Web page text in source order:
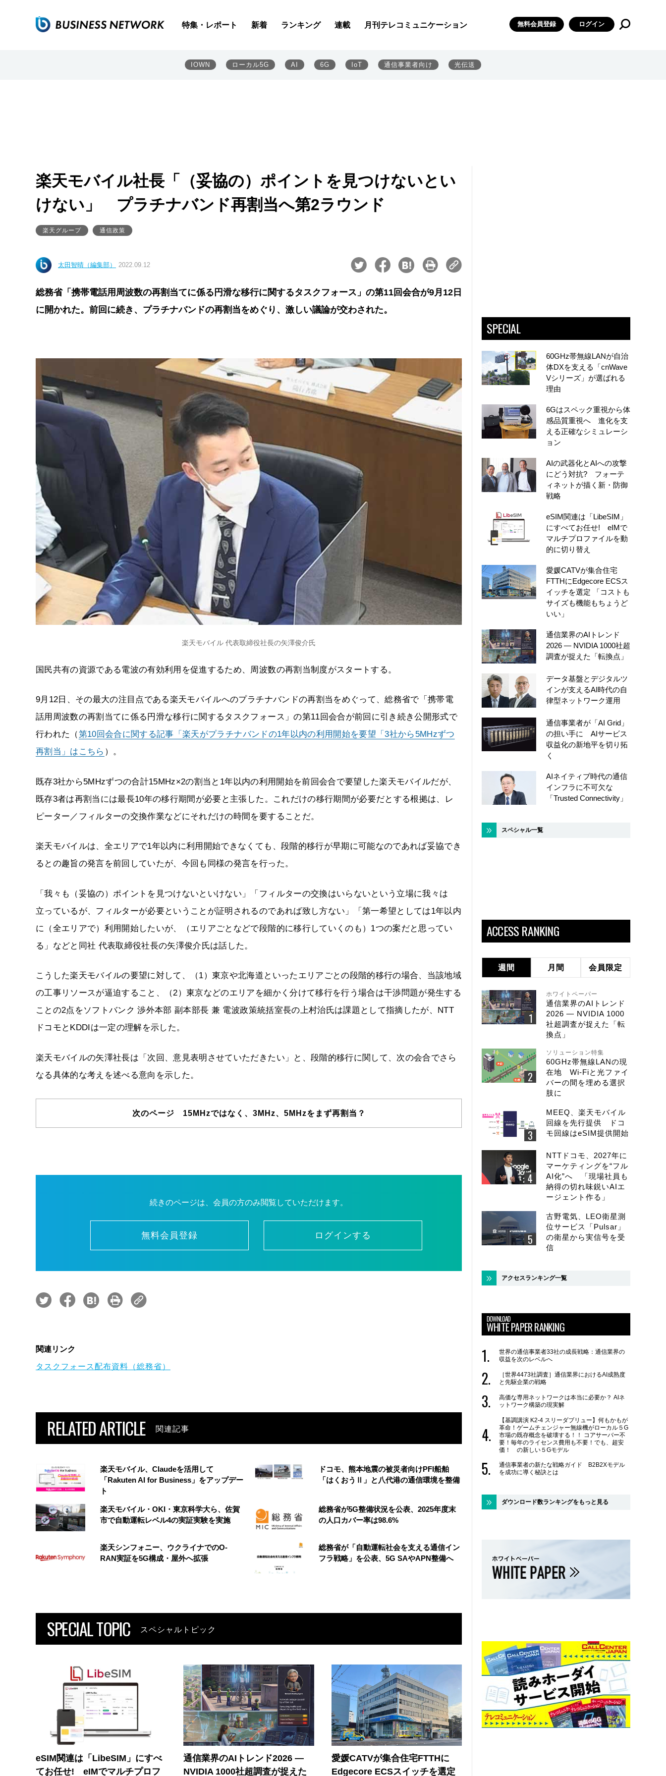
特集・レポート 新着 ランキング 連載 月刊テレコミュニケーション 無料会員登録 ログイン
IOWN ローカル5G AI 6G IoT 通信事業者向け 光伝送
楽天モバイル社長「（妥協の）ポイントを見つけないとい
けない」 プラチナバンド再割当へ第2ラウンド
楽天グループ 通信政策
太田智晴（編集部） 2022.09.12
総務省「携帯電話用周波数の再割当てに係る円滑な移行に関するタスクフォース」の第11回会合が9月12日
に開かれた。前回に続き、プラチナバンドの再割当をめぐり、激しい議論が交わされた。
楽天モバイル 代表取締役社長の矢澤俊介氏
国民共有の資源である電波の有効利用を促進するため、周波数の再割当制度がスタートする。
9月12日、その最大の注目点である楽天モバイルへのプラチナバンドの再割当をめぐって、総務省で「携帯電
話用周波数の再割当てに係る円滑な移行に関するタスクフォース」の第11回会合が前回に引き続き公開形式で
行われた（第10回会合に関する記事「楽天がプラチナバンドの1年以内の利用開始を要望「3社から5MHzずつ
再割当」はこちら ）。
既存3社から5MHzずつの合計15MHz×2の割当と1年以内の利用開始を前回会合で要望した楽天モバイルだが、
既存3者は再割当には最長10年の移行期間が必要と主張した。これだけの移行期間が必要だとする根拠は、レ
ピーター／フィルターの交換作業などにそれだけの時間を要することだ。
楽天モバイルは、全エリアで1年以内に利用開始できなくても、段階的移行が早期に可能なのであれば妥協でき
るとの趣旨の発言を前回していたが、今回も同様の発言を行った。
「我々も（妥協の）ポイントを見つけないといけない」「フィルターの交換はいらないという立場に我々は
立っているが、フィルターが必要ということが証明されるのであれば致し方ない」「第一希望としては1年以内
に（全エリアで）利用開始したいが、（エリアごとなどで段階的に移行していくのも）1つの案だと思ってい
る」などと同社 代表取締役社長の矢澤俊介氏は話した。
こうした楽天モバイルの要望に対して、（1）東京や北海道といったエリアごとの段階的移行の場合、当該地域
の工事リソースが逼迫すること、（2）東京などのエリアを細かく分けて移行を行う場合は干渉問題が発生する
ことの2点をソフトバンク 渉外本部 副本部長 兼 電波政策統括室長の上村治氏は課題として指摘したが、NTT
ドコモとKDDIは一定の理解を示した。
楽天モバイルの矢澤社長は「次回、意見表明させていただきたい」と、段階的移行に関して、次の会合でさら
なる具体的な考えを述べる意向を示した。
次のページ 15MHzではなく、3MHz、5MHzをまず再割当？
続きのページは、会員の方のみ閲覧していただけます。
無料会員登録 ログインする
関連リンク
タスクフォース配布資料（総務省）
RELATED ARTICLE 関連記事
楽天モバイル、Claudeを活用して
「Rakuten AI for Business」をアップデー
ト
ドコモ、熊本地震の被災者向けPFI船舶
「はくおうⅡ」と八代港の通信環境を整備
楽天モバイル・OKI・東京科学大ら、佐賀
市で自動運転レベル4の実証実験を実施
総務省が5G整備状況を公表、2025年度末
の人口カバー率は98.6%
楽天シンフォニー、ウクライナでのO-
RAN実証を5G構成・屋外へ拡張
総務省が「自動運転社会を支える通信イン
フラ戦略」を公表、5G SAやAPN整備へ
SPECIAL TOPIC スペシャルトピック
eSIM関連は「LibeSIM」にすべ
てお任せ! eIMでマルチプロフ
通信業界のAIトレンド2026 ―
NVIDIA 1000社超調査が捉えた
愛媛CATVが集合住宅FTTHに
Edgecore ECSスイッチを選定
SPECIAL
60GHz帯無線LANが自治
体DXを支える「cnWave
Vシリーズ」が選ばれる
理由
6Gはスペック重視から体
感品質重視へ 進化を支
える正確なシミュレーシ
ョン
AIの武器化とAIへの攻撃
にどう対抗? フォーテ
ィネットが描く新・防御
戦略
eSIM関連は「LibeSIM」
にすべてお任せ! eIMで
マルチプロファイルを動
的に切り替え
愛媛CATVが集合住宅
FTTHにEdgecore ECSス
イッチを選定 「コストも
サイズも機能もちょうど
いい」
通信業界のAIトレンド
2026 ― NVIDIA 1000社超
調査が捉えた「転換点」
データ基盤とデジタルツ
インが支えるAI時代の自
律型ネットワーク運用
通信事業者が「AI Grid」
の担い手に AIサービス
収益化の新地平を切り拓
く
AIネイティブ時代の通信
インフラに不可欠な
「Trusted Connectivity」
スペシャル一覧
ACCESS RANKING
週間 月間 会員限定
ホワイトペーパー
通信業界のAIトレンド
2026 ― NVIDIA 1000
社超調査が捉えた「転
換点」
ソリューション特集
60GHz帯無線LANの現
在地 Wi-Fiと光ファイ
バーの間を埋める選択
肢に
MEEQ、楽天モバイル
回線を先行提供 ドコ
モ回線はeSIM提供開始
NTTドコモ、2027年に
マーケティングを“フル
AI化”へ 「現場社員も
納得の切れ味鋭いAIエ
ージェント作る」
古野電気、LEO衛星測
位サービス「Pulsar」
の衛星から実信号を受
信
アクセスランキング一覧
DOWNLOAD
WHITE PAPER RANKING
世界の通信事業者33社の成長戦略：通信業界の
収益を次のレベルへ
［世界4473社調査］通信業界におけるAI成熟度
と先駆企業の戦略
高価な専用ネットワークは本当に必要か？ AIネ
ットワーク構築の現実解
【基調講演 K2-4 スリーダブリュー】何もかもが
革命！ゲームチェンジャー無線機がローカル５G
市場の既存概念を破壊する！！ コアサーバー不
要！毎年のライセンス費用も不要！でも、超安
価！ の新しい５Gモデル
通信事業者の新たな戦略ガイド B2B2Xモデル
を成功に導く秘訣とは
ダウンロード数ランキングをもっと見る